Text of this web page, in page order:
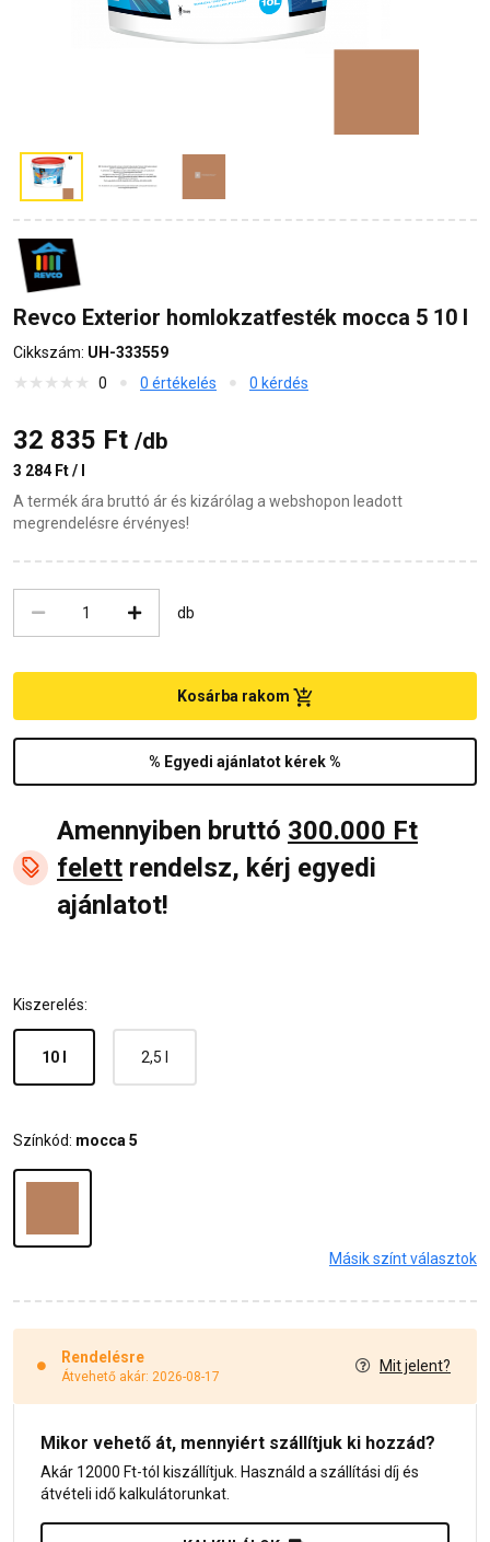
Revco Exterior homlokzatfesték mocca 5 10 l
Cikkszám: UH-333559
0
0 értékelés 0 kérdés
32 835 Ft /db
3 284 Ft / l
A termék ára bruttó ár és kizárólag a webshopon leadott
megrendelésre érvényes!
db
% Egyedi ajánlatot kérek %
Kosárba rakom
Amennyiben bruttó 300.000 Ft
felett rendelsz, kérj egyedi
ajánlatot!
Kiszerelés:
10 l 2,5 l
Színkód: mocca 5
Másik színt választok
Rendelésre
Átvehető akár: 2026-08-17
Mit jelent?
Mikor vehető át, mennyiért szállítjuk ki hozzád?
Akár 12000 Ft-tól kiszállítjuk. Használd a szállítási díj és
átvételi idő kalkulátorunkat.